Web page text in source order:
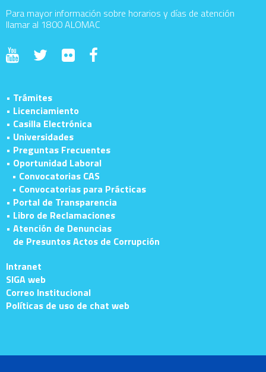
Para mayor información sobre horarios y días de atención
llamar al 1800 ALOMAC
• Trámites
• Licenciamiento
• Casilla Electrónica
• Universidades
• Preguntas Frecuentes
• Oportunidad Laboral
• Convocatorias CAS
• Convocatorias para Prácticas
• Portal de Transparencia
• Libro de Reclamaciones
• Atención de Denuncias
de Presuntos Actos de Corrupción
Intranet
SIGA web
Correo Institucional
Políticas de uso de chat web